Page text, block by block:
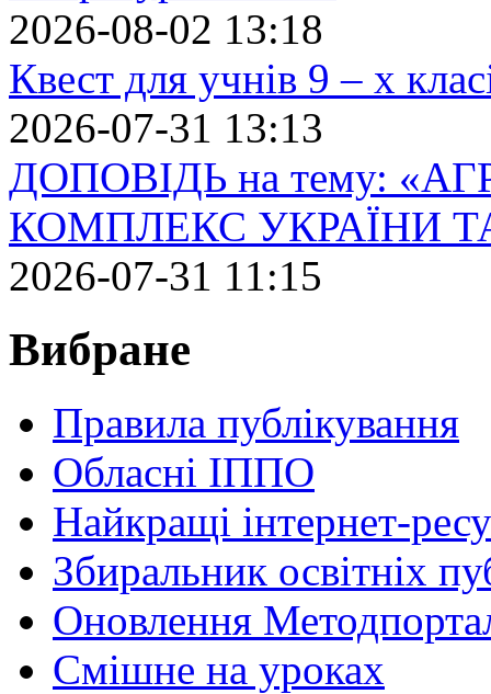
2026-08-02 13:18
Квест для учнів 9 – х
2026-07-31 13:13
ДОПОВІДЬ на тему:
КОМПЛЕКС УКРАЇНИ
2026-07-31 11:15
Вибране
Правила публікування
Обласні ІППО
Найкращі інтернет-
Збиральник освітніх
Оновлення
Cмішне на уроках